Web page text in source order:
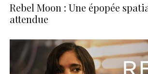
Rebel Moon : Une épopée
attendue